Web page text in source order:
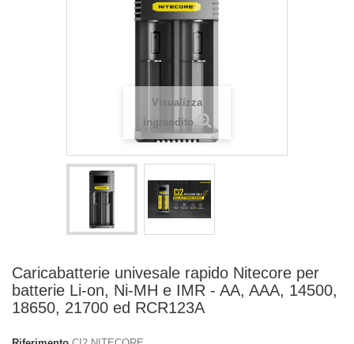
Visualizza
ingrandito
Caricabatterie univesale rapido Nitecore per
batterie Li-on, Ni-MH e IMR - AA, AAA, 14500,
18650, 21700 ed RCR123A